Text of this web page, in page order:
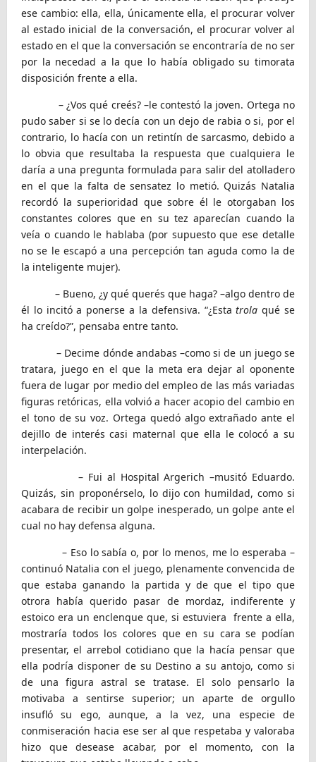
ese cambio: ella, ella, únicamente ella, el procurar volver
al estado inicial de la conversación, el procurar volver al
estado en el que la conversación se encontraría de no ser
por la necedad a la que lo había obligado su timorata
disposición frente a ella.
– ¿Vos qué creés? –le contestó la joven. Ortega no
pudo saber si se lo decía con un dejo de rabia o si, por el
contrario, lo hacía con un retintín de sarcasmo, debido a
lo obvia que resultaba la respuesta que cualquiera le
daría a una pregunta formulada para salir del atolladero
en el que la falta de sensatez lo metió. Quizás Natalia
recordó la superioridad que sobre él le otorgaban los
constantes colores que en su tez aparecían cuando la
veía o cuando le hablaba (por supuesto que ese detalle
no se le escapó a una percepción tan aguda como la de
la inteligente mujer).
– Bueno, ¿y qué querés que haga? –algo dentro de
él lo incitó a ponerse a la defensiva. “¿Estatrola qué se
ha creído?”, pensaba entre tanto.
– Decime dónde andabas –como si de un juego se
tratara, juego en el que la meta era dejar al oponente
fuera de lugar por medio del empleo de las más variadas
figuras retóricas, ella volvió a hacer acopio del cambio en
el tono de su voz. Ortega quedó algo extrañado ante el
dejillo de interés casi maternal que ella le colocó a su
interpelación.
– Fui al Hospital Argerich –musitó Eduardo.
Quizás, sin proponérselo, lo dijo con humildad, como si
acabara de recibir un golpe inesperado, un golpe ante el
cual no hay defensa alguna.
– Eso lo sabía o, por lo menos, me lo esperaba –
continuó Natalia con el juego, plenamente convencida de
que estaba ganando la partida y de que el tipo que
otrora había querido pasar de mordaz, indiferente y
estoico era un enclenque que, si estuviera frente a ella,
mostraría todos los colores que en su cara se podían
presentar, el arrebol cotidiano que la hacía pensar que
ella podría disponer de su Destino a su antojo, como si
de una figura astral se tratase. El solo pensarlo la
motivaba a sentirse superior; un aparte de orgullo
insufló su ego, aunque, a la vez, una especie de
conmiseración hacia ese ser al que respetaba y valoraba
hizo que desease acabar, por el momento, con la